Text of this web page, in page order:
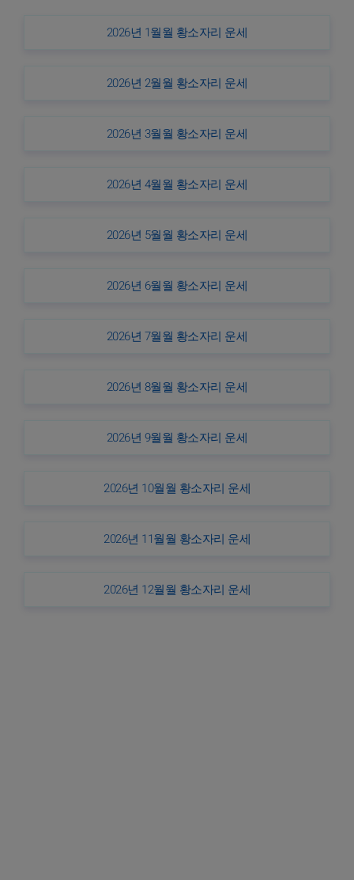
2026년 1월월 황소자리 운세
2026년 2월월 황소자리 운세
2026년 3월월 황소자리 운세
2026년 4월월 황소자리 운세
2026년 5월월 황소자리 운세
2026년 6월월 황소자리 운세
2026년 7월월 황소자리 운세
2026년 8월월 황소자리 운세
2026년 9월월 황소자리 운세
2026년 10월월 황소자리 운세
2026년 11월월 황소자리 운세
2026년 12월월 황소자리 운세